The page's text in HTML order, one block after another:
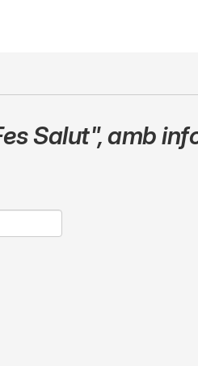
Salut",amb